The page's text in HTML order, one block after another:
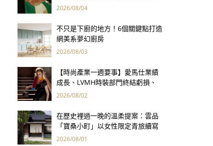
用66件名作拷問人性
2026/08/04
不只是下廚的地方！6個關鍵點打造
網美系夢幻廚房
2026/08/03
【時尚產業一週要事】愛馬仕業績
成長、LVMH時裝部門終結虧損、
Kering轉型策略初現成效、Prada
2026/08/02
在歷史裡過一晚的溫柔提案：雲品
「寶桑小町」以女性限定青旅續寫
台東老屋記憶
2026/08/01